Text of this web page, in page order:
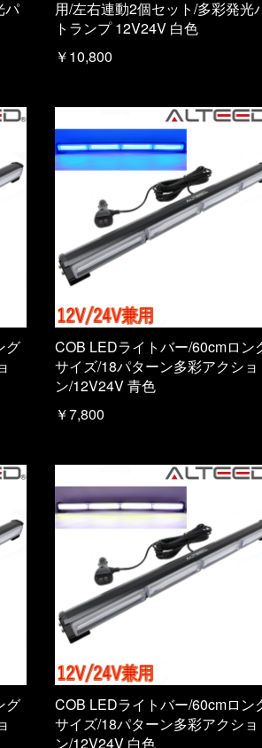
パ
用/左右連動2個セット/多彩発光
トランプ 12V24V 白色
￥10,800
グ
COB LEDライトバー/60cmロン
サイズ/18パターン多彩アクショ
ン/12V24V 青色
￥7,800
グ
COB LEDライトバー/60cmロン
サイズ/18パターン多彩アクショ
ン/12V24V 白色